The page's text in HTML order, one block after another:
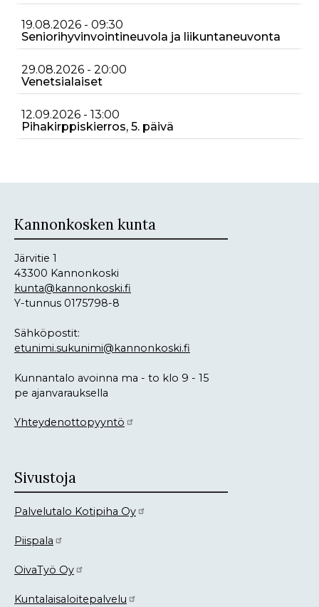
19.08.2026 - 09:30
Seniorihyvinvointineuvola ja liikuntaneuvonta
29.08.2026 - 20:00
Venetsialaiset
12.09.2026 - 13:00
Pihakirppiskierros, 5. päivä
Kannonkosken kunta
Järvitie 1
43300 Kannonkoski
kunta@kannonkoski.fi
Y-tunnus 0175798-8
Sähköpostit:
etunimi.sukunimi@kannonkoski.fi
Kunnantalo avoinna ma - to klo 9 - 15
pe ajanvarauksella
Yhteydenottopyyntö
Sivustoja
Palvelutalo Kotipiha Oy
Piispala
OivaTyö Oy
Kuntalaisaloitepalvelu